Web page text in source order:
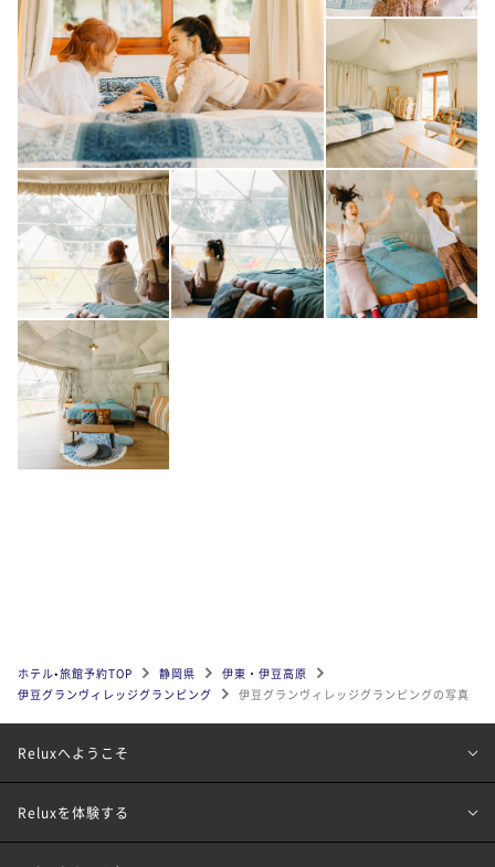
ホテル•旅館予約TOP 静岡県
伊東・伊豆高原
伊豆グランヴィレッジグランピング
伊豆グランヴィレッジグランピングの写真
Reluxへようこそ
Reluxを体験する